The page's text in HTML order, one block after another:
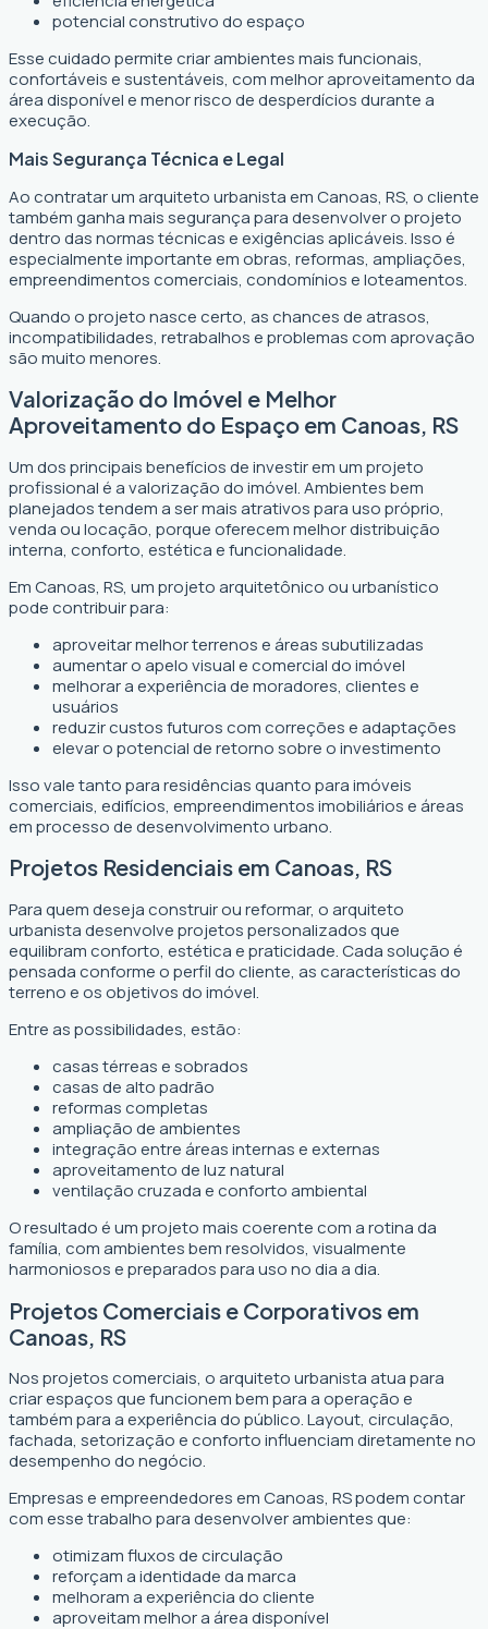
potencial construtivo do espaço
Esse cuidado permite criar ambientes mais funcionais,
confortáveis e sustentáveis, com melhor aproveitamento da
área disponível e menor risco de desperdícios durante a
execução.
Mais Segurança Técnica e Legal
Ao contratar um arquiteto urbanista em Canoas, RS, o cliente
também ganha mais segurança para desenvolver o projeto
dentro das normas técnicas e exigências aplicáveis. Isso é
especialmente importante em obras, reformas, ampliações,
empreendimentos comerciais, condomínios e loteamentos.
Quando o projeto nasce certo, as chances de atrasos,
incompatibilidades, retrabalhos e problemas com aprovação
são muito menores.
Valorização do Imóvel e Melhor
Aproveitamento do Espaço em Canoas, RS
Um dos principais benefícios de investir em um projeto
profissional é a valorização do imóvel. Ambientes bem
planejados tendem a ser mais atrativos para uso próprio,
venda ou locação, porque oferecem melhor distribuição
interna, conforto, estética e funcionalidade.
Em Canoas, RS, um projeto arquitetônico ou urbanístico
pode contribuir para:
aproveitar melhor terrenos e áreas subutilizadas
aumentar o apelo visual e comercial do imóvel
melhorar a experiência de moradores, clientes e
usuários
reduzir custos futuros com correções e adaptações
elevar o potencial de retorno sobre o investimento
Isso vale tanto para residências quanto para imóveis
comerciais, edifícios, empreendimentos imobiliários e áreas
em processo de desenvolvimento urbano.
Projetos Residenciais em Canoas, RS
Para quem deseja construir ou reformar, o arquiteto
urbanista desenvolve projetos personalizados que
equilibram conforto, estética e praticidade. Cada solução é
pensada conforme o perfil do cliente, as características do
terreno e os objetivos do imóvel.
Entre as possibilidades, estão:
casas térreas e sobrados
casas de alto padrão
reformas completas
ampliação de ambientes
integração entre áreas internas e externas
aproveitamento de luz natural
ventilação cruzada e conforto ambiental
O resultado é um projeto mais coerente com a rotina da
família, com ambientes bem resolvidos, visualmente
harmoniosos e preparados para uso no dia a dia.
Projetos Comerciais e Corporativos em
Canoas, RS
Nos projetos comerciais, o arquiteto urbanista atua para
criar espaços que funcionem bem para a operação e
também para a experiência do público. Layout, circulação,
fachada, setorização e conforto influenciam diretamente no
desempenho do negócio.
Empresas e empreendedores em Canoas, RS podem contar
com esse trabalho para desenvolver ambientes que:
otimizam fluxos de circulação
reforçam a identidade da marca
melhoram a experiência do cliente
aproveitam melhor a área disponível